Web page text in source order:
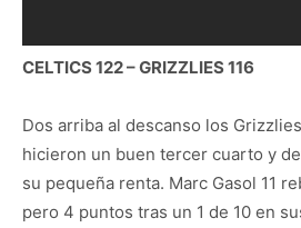
CELTICS 122 – GRIZZLIES 116
Dos arriba al descanso los
hicieron un buen tercer cuarto y
su pequeña renta. Marc Gasol 11
pero 4 puntos tras un 1 de 10 en